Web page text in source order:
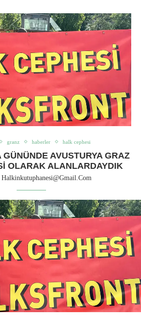
granz haberler halk cephesi
AVUSTURYA GRAZ
OLARAK ALANLARDAYDIK
Halkinkutuphanesi@gmail.com